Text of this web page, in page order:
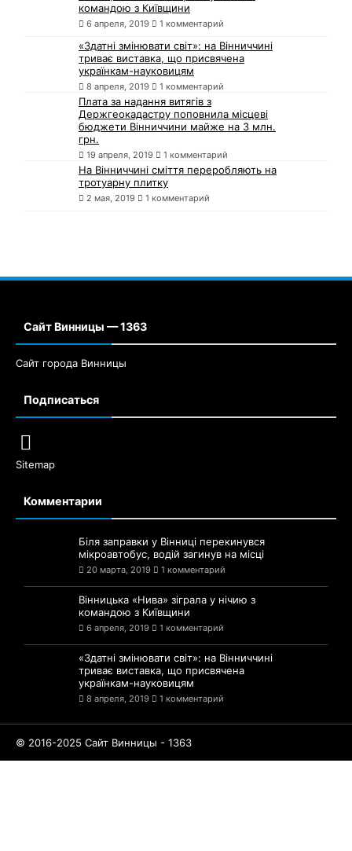
командою з Київщини
6 апреля, 2019 1 комментарий
«Здатні змінювати світ»: на Вінниччині
триває виставка, що присвячена
українкам-науковицям
8 апреля, 2019 1 комментарий
Плата за надання витягів з
Держгеокадастру поповнила місцеві
бюджети Вінниччини майже на 3 млн.
грн.
19 апреля, 2019 1 комментарий
На Вінниччині сміття переробляють на
тротуарну плитку
2 мая, 2019 1 комментарий
Сайт Винницы — 1363
Сайт города Винницы
Подписаться
Sitemap
Комментарии
Біля заправки у Вінниці перекинувся
мікроавтобус, водій загинув на місці
20 марта, 2019 1 комментарий
Вінницька «Нива» зіграла у нічию з
командою з Київщини
6 апреля, 2019 1 комментарий
«Здатні змінювати світ»: на Вінниччині
триває виставка, що присвячена
українкам-науковицям
8 апреля, 2019 1 комментарий
© 2016-2025 Сайт Винницы - 1363